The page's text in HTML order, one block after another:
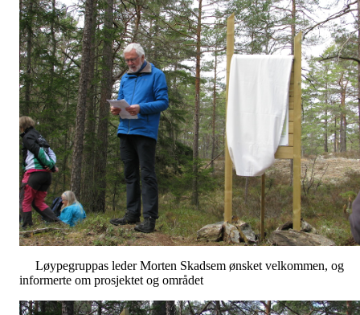
Løypegruppas leder Morten Skadsem ønsket velkommen, og
informerte om prosjektet og området